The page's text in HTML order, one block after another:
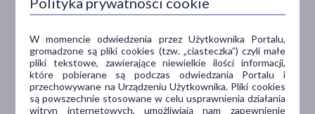
Gryzaki
Grzebyki
Nożyczki
Naczynia i sztućce
W momencie odwiedzenia przez Użytkownika Portalu,
gromadzone są pliki cookies (tzw. „ciasteczka”) czyli małe
pliki tekstowe, zawierające niewielkie ilości informacji,
które pobierane są podczas odwiedzania Portalu i
przechowywane na Urządzeniu Użytkownika. Pliki cookies
są powszechnie stosowane w celu usprawnienia działania
witryn internetowych, umożliwiają nam zapewnienie